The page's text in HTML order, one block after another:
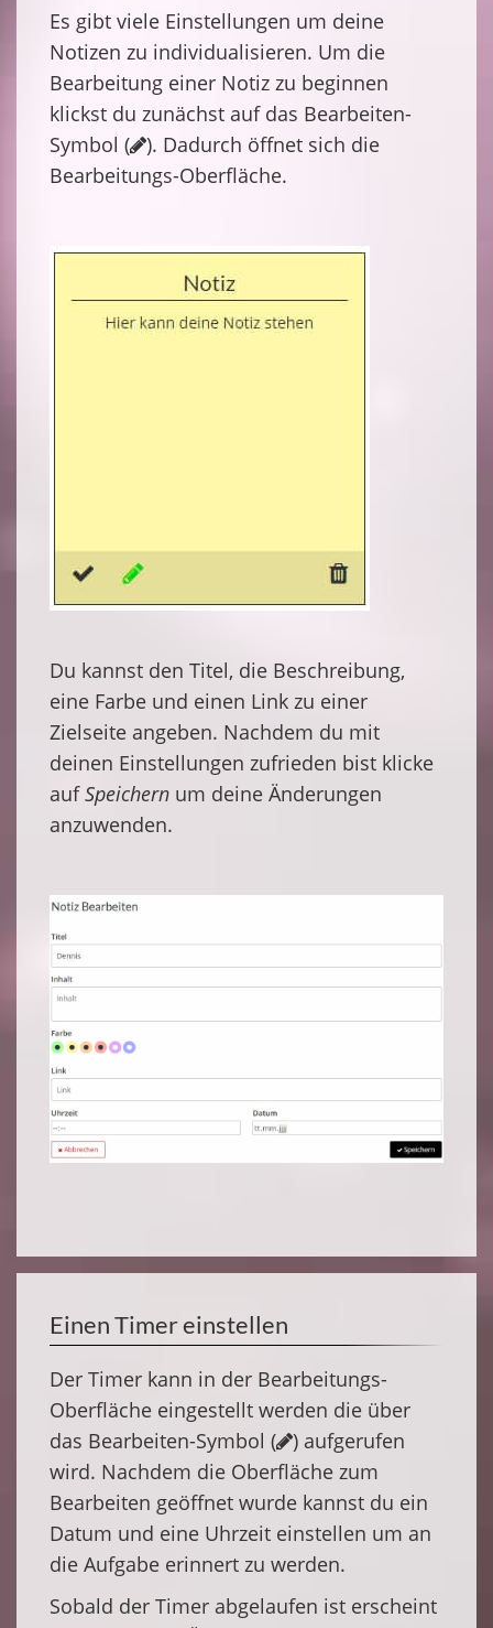
Es gibt viele Einstellungen um deine
Notizen zu individualisieren. Um die
Bearbeitung einer Notiz zu beginnen
klickst du zunächst auf das Bearbeiten-
Symbol (
). Dadurch öffnet sich die
Bearbeitungs-Oberfläche.
Du kannst den Titel, die Beschreibung,
eine Farbe und einen Link zu einer
Zielseite angeben. Nachdem du mit
deinen Einstellungen zufrieden bist klicke
aufSpeichern um deine Änderungen
anzuwenden.
Einen Timer einstellen
Der Timer kann in der Bearbeitungs-
Oberfläche eingestellt werden die über
das Bearbeiten-Symbol (
) aufgerufen
wird. Nachdem die Oberfläche zum
Bearbeiten geöffnet wurde kannst du ein
Datum und eine Uhrzeit einstellen um an
die Aufgabe erinnert zu werden.
Sobald der Timer abgelaufen ist erscheint